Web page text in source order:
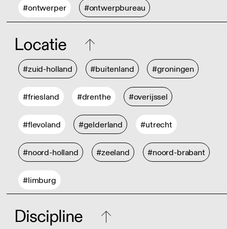
#ontwerper #ontwerpbureau
Locatie
#zuid-holland #buitenland #groningen
#friesland #drenthe #overijssel
#flevoland #gelderland #utrecht
#noord-holland #zeeland #noord-brabant
#limburg
Discipline